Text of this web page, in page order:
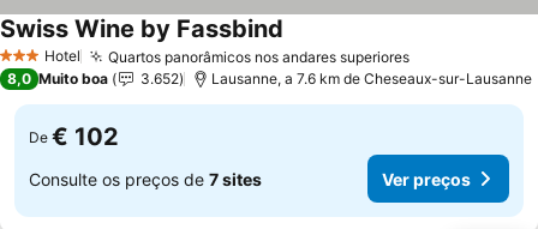
3 EstrelasHotel Quartos panorâmicos nos andares superiores
Swiss Wine by Fassbind
8,0 Muito boa 3.652 Lausanne, a 7.6 km de Cheseaux-sur-Lausanne
De € 102
Consulte os preços de 7 sites Ver preços